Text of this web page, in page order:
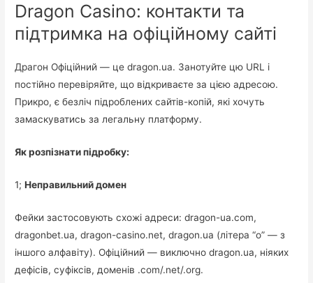
Dragon Casino: контакти та
підтримка на офіційному сайті
Драгон Офіційний — це dragon.ua. Занотуйте цю URL і
постійно перевіряйте, що відкриваєте за цією адресою.
Прикро, є безліч підроблених сайтів-копій, які хочуть
замаскуватись за легальну платформу.
Як розпізнати підробку:
1;Неправильний домен
Фейки застосовують схожі адреси: dragon-ua.com,
dragonbet.ua, dragon-casino.net, dragоn.ua (літера “о” — з
іншого алфавіту). Офіційний — виключно dragon.ua, ніяких
дефісів, суфіксів, доменів .com/.net/.org.